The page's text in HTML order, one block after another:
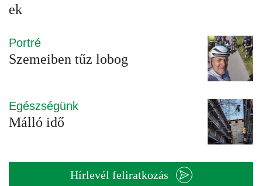
ek
Portré
Szemeiben tűz lobog
Egészségünk
Málló idő
Hírlevél feliratkozás